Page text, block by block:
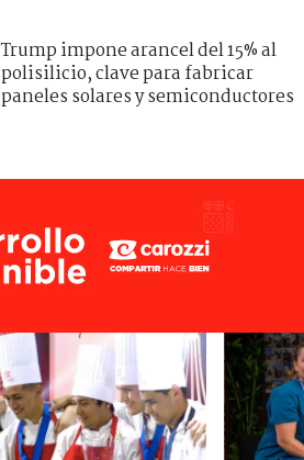
Trump impone arancel del 15% al
polisilicio, clave para fabricar
paneles solares y semiconductores